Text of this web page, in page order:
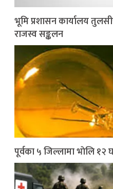
भूमि प्रशासन कार्यालय
राजस्व सङ्कलन
पूर्वका ५ जिल्लामा भाेलि